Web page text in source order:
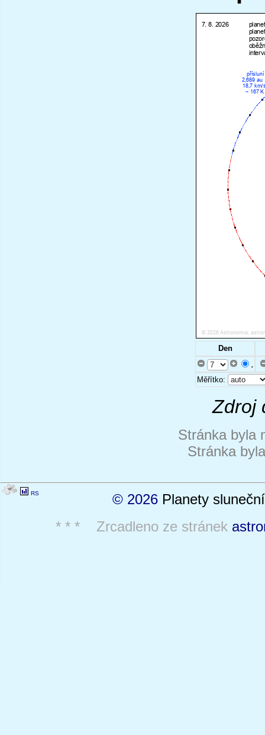
Den
.
Měřítko:
Zdroj
Stránka byla
Stránka
RS © 2026 Planety
* * * Zrcadleno ze stránek